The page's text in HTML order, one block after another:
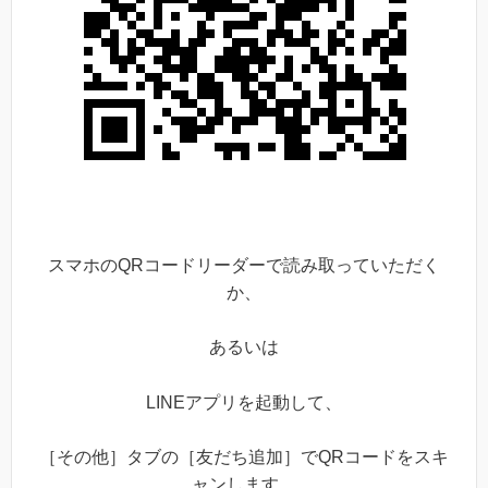
スマホのQRコードリーダーで読み取っていただく
か、
あるいは
LINEアプリを起動して、
［その他］タブの［友だち追加］でQRコードをスキ